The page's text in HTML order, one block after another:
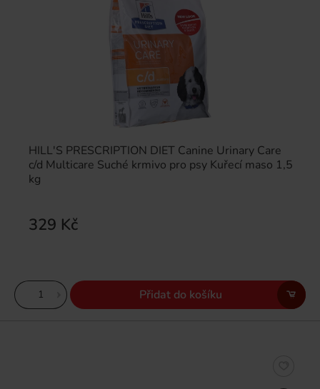
HILL'S PRESCRIPTION DIET Canine Urinary Care
c/d Multicare Suché krmivo pro psy Kuřecí maso 1,5
kg
329 Kč
Přidat do košíku